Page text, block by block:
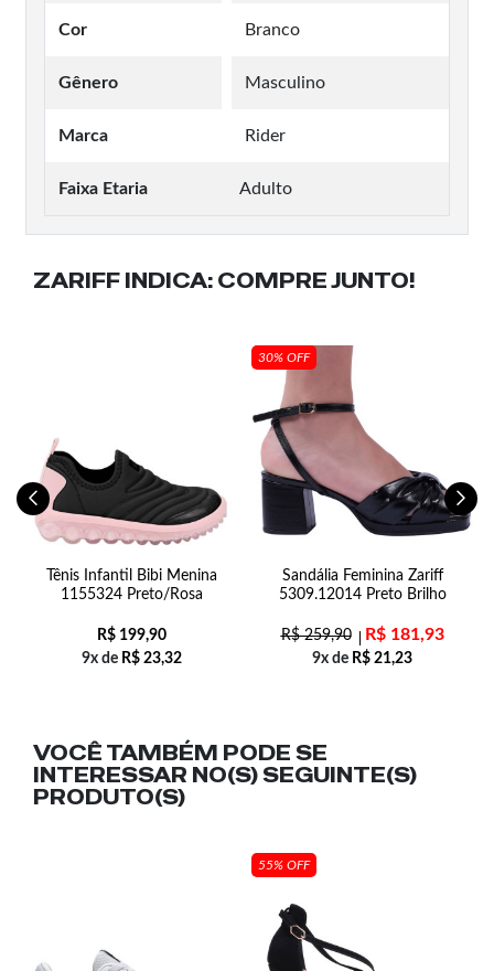
Cor Branco
Gênero Masculino
Marca Rider
Faixa Etaria Adulto
ZARIFF INDICA: COMPRE JUNTO!
Tênis Infantil Bibi Menina
1155324 Preto/Rosa
R$ 199,90
9x de R$ 23,32
30% OFF
Sandália Feminina Zariff
5309.12014 Preto Brilho
R$259,90 R$181,93
9x de R$ 21,23
VOCÊ TAMBÉM PODE SE
INTERESSAR NO(S) SEGUINTE(S)
PRODUTO(S)
55% OFF